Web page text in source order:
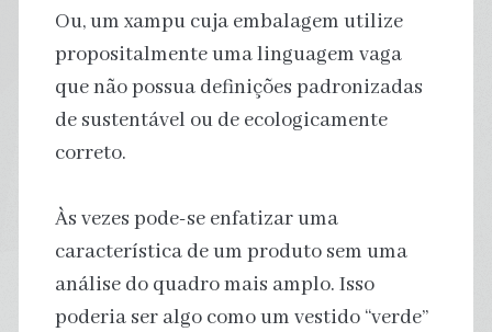
Ou, um xampu cuja embalagem utilize
propositalmente uma linguagem vaga
que não possua definições padronizadas
de sustentável ou de ecologicamente
correto.
Às vezes pode-se enfatizar uma
característica de um produto sem uma
análise do quadro mais amplo. Isso
poderia ser algo como um vestido “verde”